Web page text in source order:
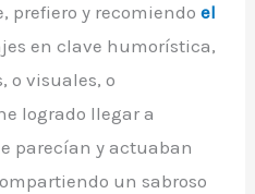
prefiero y recomiendoel
en clave humorística,
o visuales, o
logrado llegar a
parecían y actuaban
un sabroso